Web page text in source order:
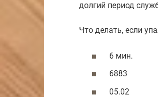
долгий период
Что делать, если
6 мин.
6883
05.02